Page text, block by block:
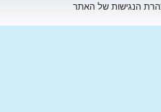
הנגישות של האתר